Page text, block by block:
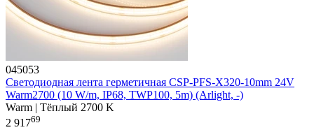
045053
Светодиодная лента герметичная CSP-PFS-X320-10mm 24V
Warm2700 (10 W/m, IP68, TWP100, 5m) (Arlight, -)
Warm | Тёплый 2700 K
2 91769